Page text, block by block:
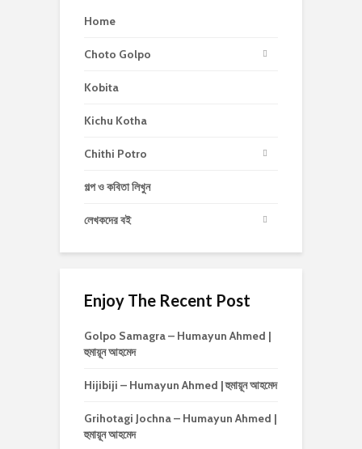
Home
Choto Golpo
Kobita
Kichu Kotha
Chithi Potro
গল্প ও কবিতা লিখুন
লেখকদের বই
Enjoy The Recent Post
Golpo Samagra – Humayun Ahmed |
হুমায়ূন আহমেদ
Hijibiji – Humayun Ahmed | হুমায়ূন আহমেদ
Grihotagi Jochna – Humayun Ahmed |
হুমায়ূন আহমেদ